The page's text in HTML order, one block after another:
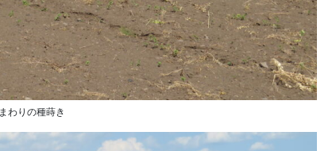
わりの種蒔き